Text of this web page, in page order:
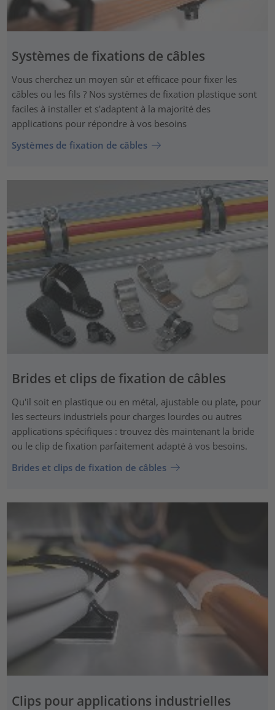
Systèmes de fixations de câbles
Vous cherchez un moyen sûr et efficace pour fixer les
câbles ou les fils ? Nos systèmes de fixation plastique sont
faciles à installer et s'adaptent à la majorité des
applications pour répondre à vos besoins
Systèmes de fixation de câbles
Brides et clips de fixation de câbles
Qu'il soit en plastique ou en métal, ajustable ou plate, pour
les secteurs industriels pour charges lourdes ou autres
applications spécifiques : trouvez dès maintenant la bride
ou le clip de fixation parfaitement adapté à vos besoins.
Brides et clips de fixation de câbles
Clips pour applications industrielles